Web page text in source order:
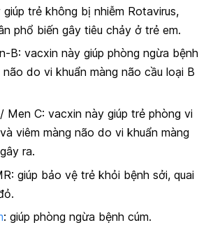
trẻ không bị nhiễm Rotavirus,
phổ biến gây tiêu chảy ở trẻ em.
B: vacxin này giúp phòng ngừa bệnh
não do vi khuẩn màng não cầu loại B
Men C: vacxin này giúp trẻ phòng vi
viêm màng não do vi khuẩn màng
ra.
giúp bảo vệ trẻ khỏi bệnh sởi, quai
: giúp phòng ngừa bệnh cúm.